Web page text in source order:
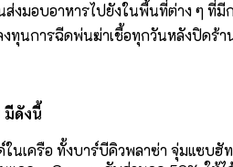
งมอบอาหารไปยังในพื้นที่ต่าง ๆ
ทุนการฉีดพ่นฆ่าเชื้อทุกวันหลังปิดร้
มีดังนี้
นเครือ ทั้งบาร์บีคิวพลาซ่า จุ่มแซบ